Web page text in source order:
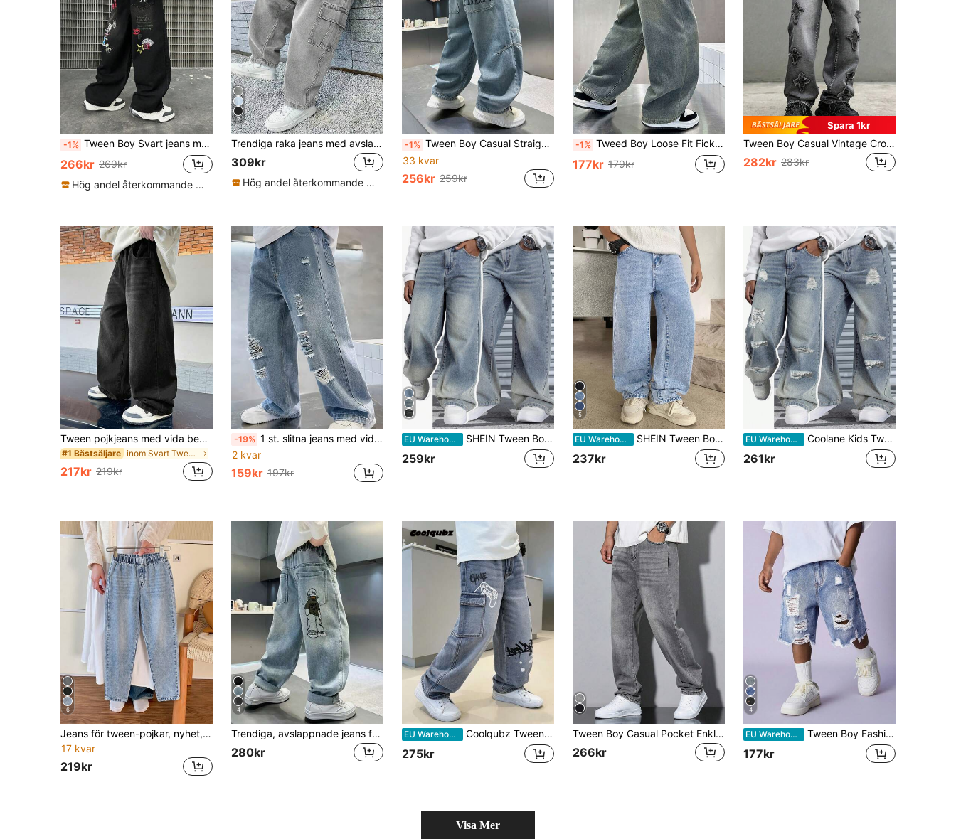
-1% Tween Boy Svart jeans med raka ben, vår/höst
266kr 269kr
Hög andel återkommande kunder
7
Trendiga raka jeans med avslappnad passform för pojkar, trendiga
309kr
Hög andel återkommande kunder
-1% Tween Boy Casual Straight Leg Jeans, Street Style med bokstäver broderade bakfickor, Lämplig för tonåringar och äldre barn, Vardagskläder, Åldrar 8-14
33 kvar
256kr 259kr
-1% Tweed Boy Loose Fit Fickor Enfärgade Denimbyxor med Vida Ben
177kr 179kr
Spara 1kr
Tween Boy Casual Vintage Cross Patch Denim Jeans
282kr 283kr
Tween pojkjeans med vida ben och elastisk midja, avslappnade
#1 Bästsäljare inom Svart Tween Boys Denim
217kr 219kr
-19% 1 st. slitna jeans med vida ben för pojkar, avslappnad streetwear-stil, lös passform för stora barn, vår/sommar 2025, ny ankomst
2 kvar
159kr 197kr
EU Warehouse SHEIN Tween Boy Mode Casual Vintage Blå Bekväma Baggy Jeans med Vida Ben, Coola/Pojkar Thanksgiving Sommar- och Vårjeans
259kr
5
EU Warehouse SHEIN Tween Boy Fashion Casual Y2k Vintage Cool Blå Denim Lösa Och Bekväma Raka Jeans Mjuka Vardagskläder Och Höst Och Vinter Tillbaka Till Skolan Homecoming Rave Festival Och Strand Streetwear Skola Höst Tillbaka Till Skolan Gammal Pengar Stil Streetwear Punk Baggy Jeans Y2k Lösa Jeans
237kr
EU Warehouse Coolane Kids Tween Pojke Mode Casual Vintage Blå Bekväma Bas Baggy Vida Jeans Pojkar Cool Outfit/Pojkar Thanksgiving Outfit För Barnkläder Pojkkostym Vardagskläder Och Barn Sommar- Och Vårkläder
261kr
6
Jeans för tween-pojkar, nyhet, vintage blå tvätt, stretch, casual, raka ben, slim fit, avsmalnande ben, midjehög design, bekvämt stretchmaterial, fri rörlighet, vintage casual, raka ben, avsmalnande ben, vardagsbruk, skola, pendling, fest, hemmabruk, denimbyxor för tween-pojkar
17 kvar
219kr
4
Trendiga, avslappnade jeans för pojkar, enkla och mångsidiga för vardagsbruk
280kr
EU Warehouse Coolqubz Tween pojk cargojeans med tryck, trendig avslappnad stil, ny ankomst, ljus denimblå personligt gatutryck, resår i midjan, bekväm bomullsdenim, lös passform med flera fickor, lämplig för modefotografering, semester, skola, kläder för flera tillfällen
275kr
Tween Boy Casual Pocket Enkla jeans jeans, för vardagsbruk
266kr
4
EU Warehouse Tween Boy Fashion Homecoming Streetwear Mix and Match Mångsidig Design Vintage Cool Street Cut Out Rivna Frayed Blå Bekväma Holey Jeansshorts För Vardagskläder Och Vår Till Sommar Rave Festival Och Streetwear
177kr
Visa Mer